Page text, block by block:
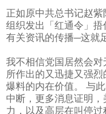
正如原中共总书记赵
组织发出「红通令」
有关资讯的传播─这就
我不相信党国居然会
所作出的又迅捷又强
爆料的内在价值。
与
中断，更多消息证明
力，以及高层在叫停